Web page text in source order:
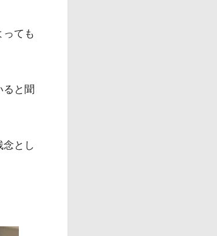
っても
ると聞
念とし